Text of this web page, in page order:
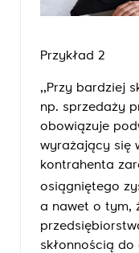
Przykład 2
,,Przy bardziej
np. sprzedaży
obowiązuje
wyrażający się
kontrahenta
osiągniętego
a nawet o tym,
skłonnością